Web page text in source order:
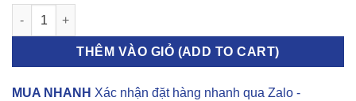
KÍNH HÔNG SAU TOYOTA VELOZ 2021-2026 | 62711BZ430 số
THÊM VÀO GIỎ (ADD TO CART)
MUA NHANH Xác nhận đặt hàng nhanh qua Zalo -